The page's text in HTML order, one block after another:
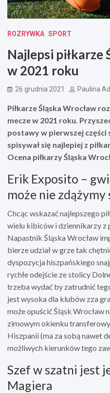
ROZRYWKA SPORT
Najlepsi piłkarze
w 2021 roku
26 grudnia 2021 Paulina
Piłkarze Śląska Wrocław
mecze w 2021 roku.
postawy w pierwszej części
spisywał się najlepiej z
Ocena piłkarzy Śląska
Erik Exposito –
może nie zdążymy
Chcąc wskazać najlepszego
wielu kibiców i dziennikarzy z
Napastnik Śląska Wrocław
bierze udział w grze tak
dyspozycja hiszpańskiego
rychłe odejście ze stolicy
trzeba wydać by zatrudnić
jest wysoka dla klubów zza
może opuścić Śląsk Wrocław
zimowym okienku
Hiszpanii (ma za sobą nawet
możliwych kierunków tego
Szef w szatni jest
Magiera